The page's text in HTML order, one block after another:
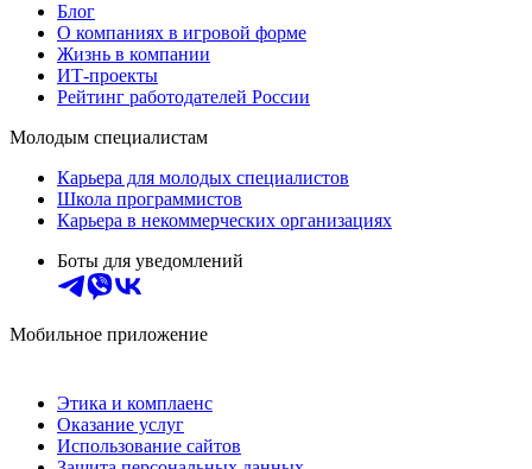
Блог
О компаниях в игровой форме
Жизнь в компании
ИТ-проекты
Рейтинг работодателей России
Молодым специалистам
Карьера для молодых специалистов
Школа программистов
Карьера в некоммерческих организациях
Боты для уведомлений
Мобильное приложение
Этика и комплаенс
Оказание услуг
Использование сайтов